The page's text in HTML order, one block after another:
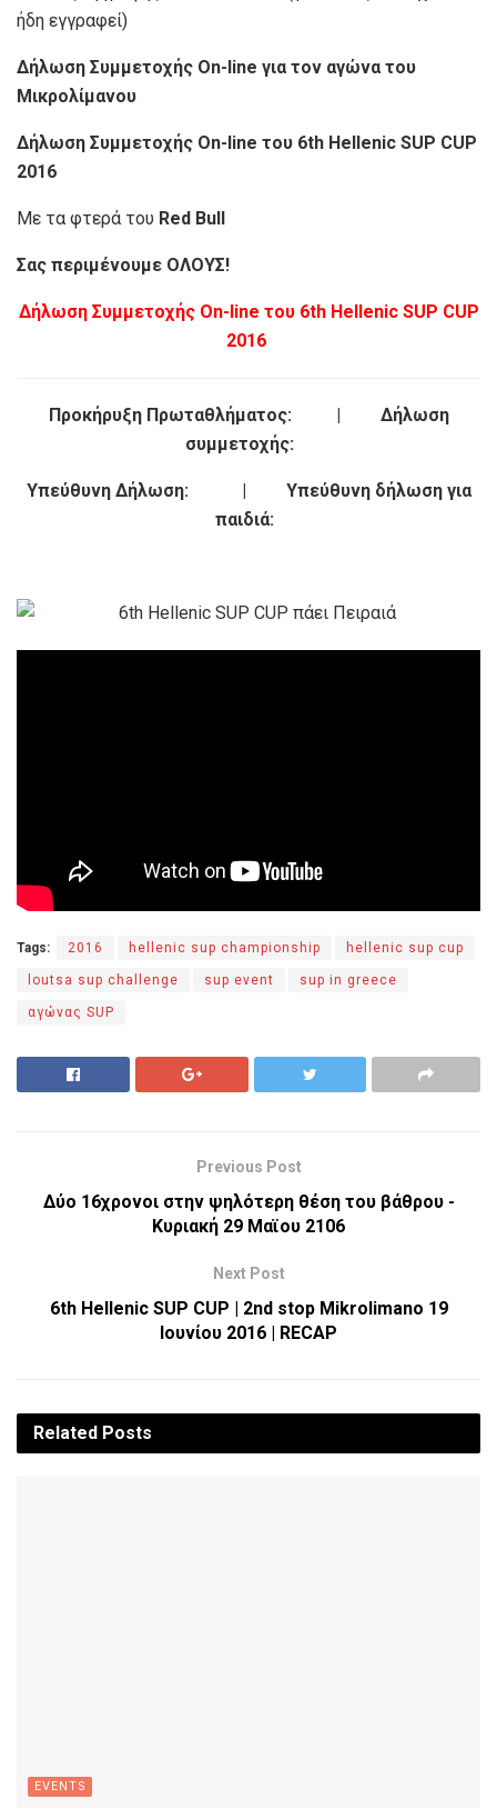
ήδη εγγραφεί)
Δήλωση Συμμετοχής On-line για τον αγώνα του
Μικρολίμανου
Δήλωση Συμμετοχής On-line του 6th Hellenic SUP CUP
2016
Με τα φτερά του Red Bull
Σας περιμένουμε ΟΛΟΥΣ!
Δήλωση Συμμετοχής On-line του 6th Hellenic SUP CUP
2016
Προκήρυξη Πρωταθλήματος:
| Δήλωση
συμμετοχής:
Υπεύθυνη Δήλωση: | Υπεύθυνη δήλωση για
παιδιά:
Tags: 2016 hellenic sup championship hellenic sup cup
loutsa sup challenge sup event sup in greece
αγώνας SUP
Previous Post
Δύο 16χρονοι στην ψηλότερη θέση του βάθρου -
Κυριακή 29 Μαϊου 2106
Next Post
6th Hellenic SUP CUP | 2nd stop Mikrolimano 19
Ιουνίου 2016 | RECAP
Related Posts
EVENTS